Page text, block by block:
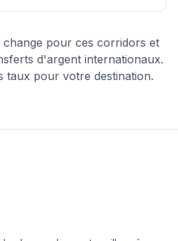
change pour ces corridors et
d'argent internationaux.
taux pour votre destination.